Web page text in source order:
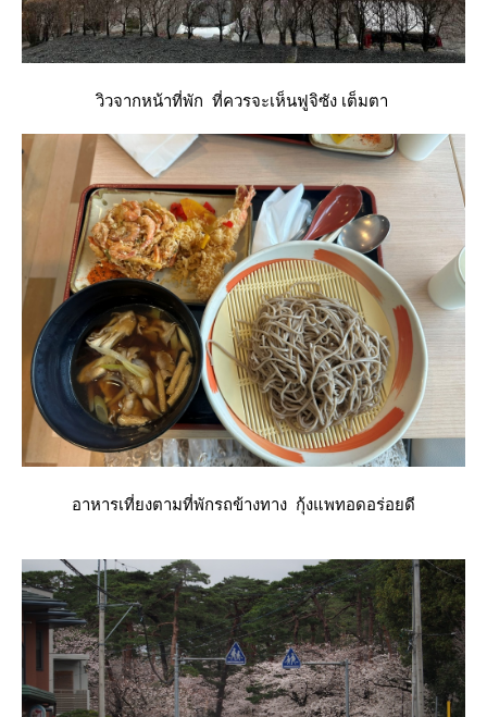
วิวจากหน้าที่พัก ที่ควรจะเห็นฟูจิซัง เต็มตา
อาหารเที่ยงตามที่พักรถข้างทาง กุ้งแพทอดอร่อยดี